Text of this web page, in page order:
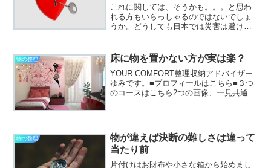
これに関しては、そうかも。。。と思わ
れる方もいらっしゃるのではないでしょ
うか。どうしても日本では災害は避けて
れば・地震の時に物が倒れにくくなる・
防災用グッズや非常食がど...
物の整理 床に物を置かない方が実は楽？
YOUR COMFORT整理収納アドバイザー
ゆみです。■プロフィールはこちら■３つ
のコースはこちら2つの画像、一見共通点
うと思ったら...
物の整理
物が違えば決断の難しさは違って
当たり前
片付けはお財布や小さな箱から始めまし